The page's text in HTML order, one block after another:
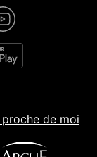
de moi